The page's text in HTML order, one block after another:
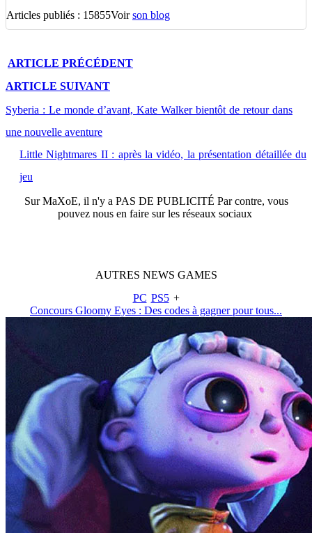
Articles publiés : 15855Voirson blog
ARTICLE PRÉCÉDENT
ARTICLE SUIVANT
Syberia : Le monde d’avant, Kate Walker bientôt de retour dans
une nouvelle aventure
Little Nightmares II : après la vidéo, la présentation détaillée du
jeu
SurMaXoE, il n'y a PAS DE PUBLICITÉ Par contre, vous
pouvez nous en faire sur les réseaux sociaux
AUTRES NEWS GAMES
PC PS5 +
Concours Gloomy Eyes : Des codes à gagner pour tous...